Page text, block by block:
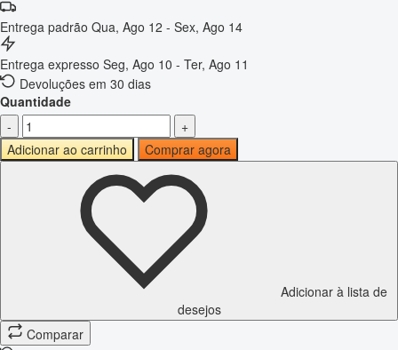
Entrega padrão Qua, Ago 12 - Sex, Ago 14
Entrega expresso Seg, Ago 10 - Ter, Ago 11
Devoluções em 30 dias
Quantidade
-
+
Adicionar ao carrinho
Comprar agora
Adicionar à lista de
desejos
Comparar